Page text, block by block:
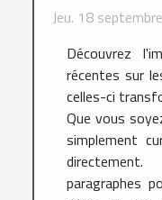
Jeu. 18
Découvrez
récentes sur
celles-ci
Que vous
simplement
paragraphes